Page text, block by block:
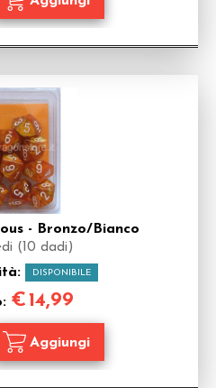
- Bronzo/Bianco
(10 dadi)
DISPONIBILE
€14,99